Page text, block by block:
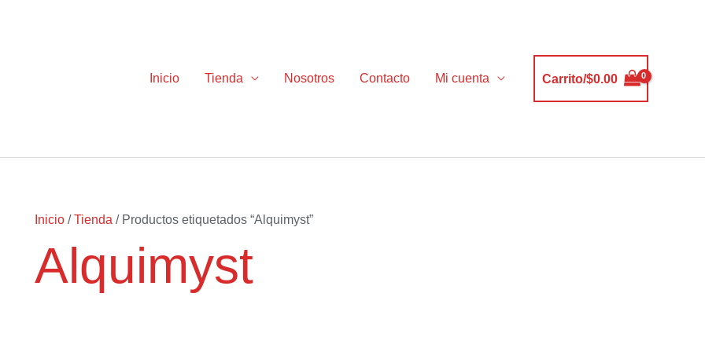
Inicio
Tienda Nosotros Contacto Mi cuenta Carrito/$0.00
Inicio /Tienda / Productos etiquetados “Alquimyst”
Alquimyst